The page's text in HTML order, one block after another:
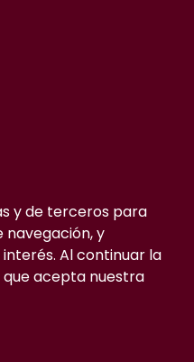
y de terceros para
navegación, y
Al continuar la
acepta nuestra